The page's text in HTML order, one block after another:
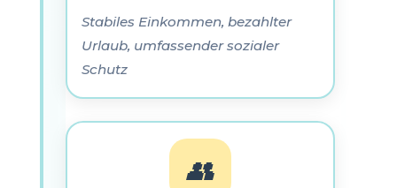
Stabiles Einkommen, bezahlter
Urlaub, umfassender sozialer
Schutz
👥